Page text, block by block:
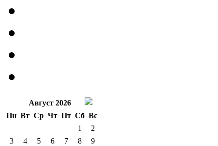
Август 2026
Пн Вт Ср Чт Пт Сб Вс
1
2
3
4 5 6 7 8
9